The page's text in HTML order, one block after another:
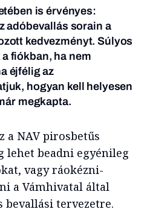
is érvényes:
adóbevallás sorain a
kedvezményt. Súlyos
fiókban, ha nem
éjfélig az
hogyan kell helyesen
megkapta.
a NAV pirosbetűs
lehet beadni egyénileg
vagy ráokézni-
a Vámhivatal által
bevallási tervezetre.